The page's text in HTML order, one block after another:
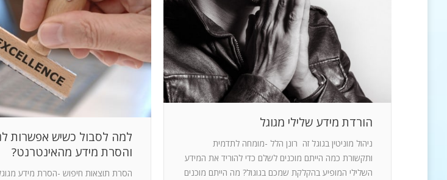
הורדת מידע שלילי מגוגל
ניהול מוניטין בגוגל זה רונן הלל -מומחה לתדמית
ותקשורת כמה הייתם מוכנים לשלם כדי להוריד את המידע
השלילי המופיע בהקלקת שמכם בגוגול? מה הייתם מוכנים
למה לסבול כשיש אפשרות
והסרת מידע מהאינטרנט?
הסרת תוצאות חיפוש -הסרת מידע